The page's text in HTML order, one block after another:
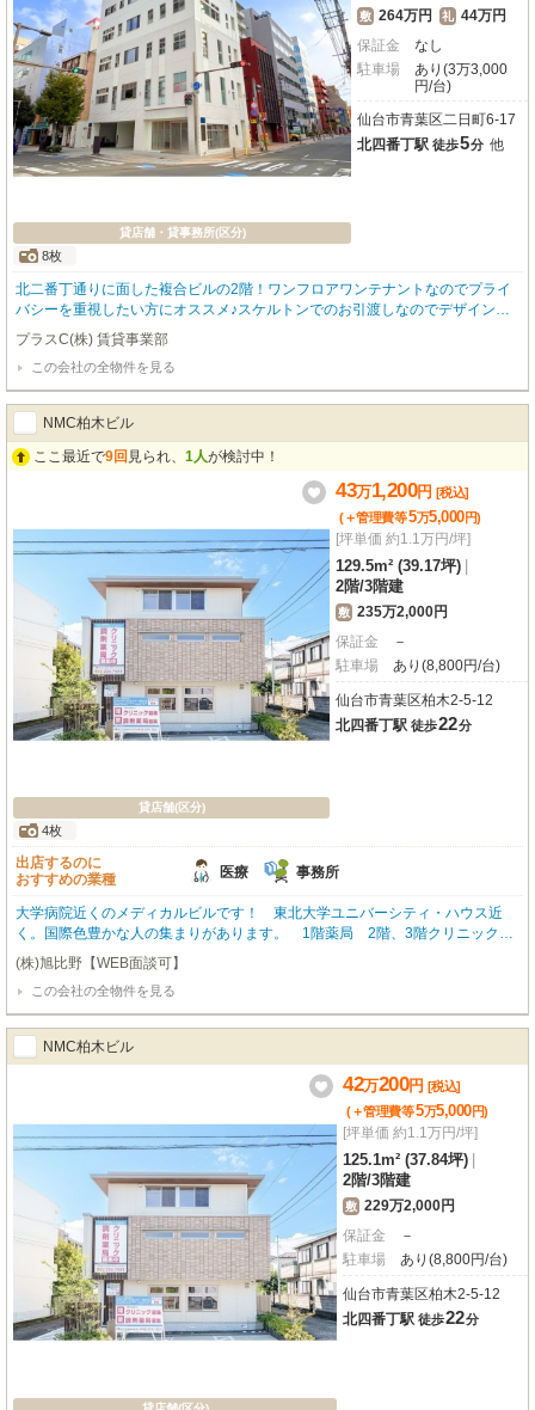
貸店舗・貸事務所(区分)
8枚
敷 264万円 礼 44万円
保証金
なし
駐車場
あり(3万3,000
円/台)
仙台市青葉区二日町6-17
北四番丁駅 徒歩5分 他
北二番丁通りに面した複合ビルの2階！ワンフロアワンテナントなのでプライ
バシーを重視したい方にオススメ♪スケルトンでのお引渡しなのでデザイン性
も自由度が高くお好きなレイアウトが可能♪
プラスC(株) 賃貸事業部
この会社の全物件を見る
NMC柏木ビル
ここ最近で9回 見られ、 1人が検討中！
貸店舗(区分)
4枚
43万1,200円 [税込]
(＋管理費等5万5,000円)
[坪単価 約1.1万円/坪]
129.5m² (39.17坪)
2階/3階建
敷 235万2,000円
保証金
－
駐車場
あり(8,800円/台)
仙台市青葉区柏木2-5-12
北四番丁駅 徒歩22分
出店するのに
おすすめの業種
医療 事務所
大学病院近くのメディカルビルです！ 東北大学ユニバーシティ・ハウス近
く。国際色豊かな人の集まりがあります。 1階薬局 2階、3階クリニック向
け募集。クリニック区画はメゾネットタイプとなっており、２階を診療スペー
ス、３階を従業員休憩や備品スペースとして分けてご利用いただけます。また
従業員専用の通用口を設けており、患者様との動線を分離することで効率かつ
快適な職場環境を実現します。 スケルトン渡し。（内部仕上済渡しの場合は
ご相談ください） ※事務所相談可 本物件はメゾネットタイプです。 テナン
トB区画 南側 2階 86.7㎡ 3階 42.8㎡ 合計 129.5㎡
(株)旭比野【WEB面談可】
この会社の全物件を見る
NMC柏木ビル
42万200円 [税込]
(＋管理費等5万5,000円)
[坪単価 約1.1万円/坪]
125.1m² (37.84坪)
2階/3階建
敷 229万2,000円
保証金
－
駐車場
あり(8,800円/台)
仙台市青葉区柏木2-5-12
北四番丁駅 徒歩22分